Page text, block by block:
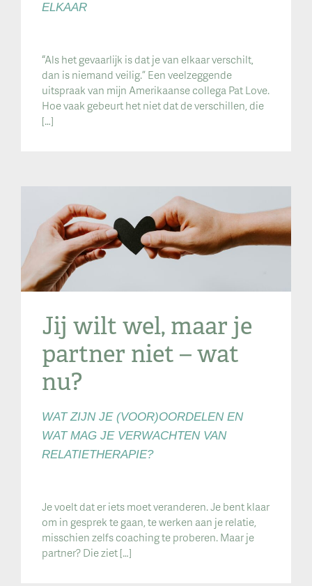
ELKAAR
“Als het gevaarlijk is dat je van elkaar verschilt,
dan is niemand veilig.” Een veelzeggende
uitspraak van mijn Amerikaanse collega Pat Love.
Hoe vaak gebeurt het niet dat de verschillen, die
[…]
Jij wilt wel, maar je
partner niet – wat
nu?
WAT ZIJN JE (VOOR)OORDELEN EN
WAT MAG JE VERWACHTEN VAN
RELATIETHERAPIE?
Je voelt dat er iets moet veranderen. Je bent klaar
om in gesprek te gaan, te werken aan je relatie,
misschien zelfs coaching te proberen. Maar je
partner? Die ziet […]